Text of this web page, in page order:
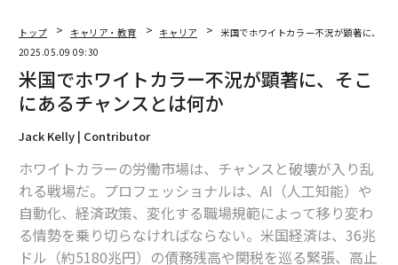
トップ キャリア・教育 キャリア
米国でホワイトカラー不況が顕著に、そ
2025.05.09 09:30
米国でホワイトカラー不況が顕著に、そこ
にあるチャンスとは何か
Jack Kelly | Contributor
ホワイトカラーの労働市場は、チャンスと破壊が入り乱
れる戦場だ。プロフェッショナルは、AI（人工知能）や
自動化、経済政策、変化する職場規範によって移り変わ
る情勢を乗り切らなければならない。米国経済は、36兆
ドル（約5180兆円）の債務残高や関税を巡る緊張、高止